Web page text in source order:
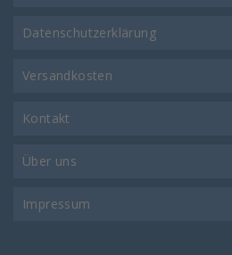
Datenschutzerklärung
Versandkosten
Kontakt
Über uns
Impressum